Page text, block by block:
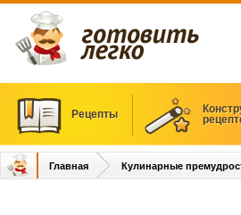
Рецепты
Главная Кулинарные